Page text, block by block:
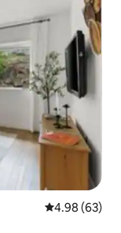
レビュー63
4.98 (63)